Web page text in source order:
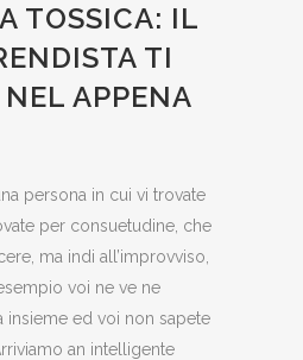
TOSSICA: IL
TI
APPENA
persona in cui vi trovate
per consuetudine, che
ma indi all’improvviso,
voi ne ve ne
insieme ed voi non sapete
an intelligente